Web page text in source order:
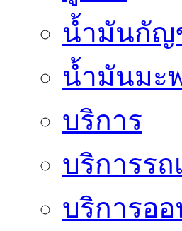
น้ำมันกัญ
น้ำมันมะ
บริการ
บริการรถ
บริการอ